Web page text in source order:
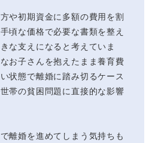
や初期資金に多額の費用を割
頃な価格で必要な書類を整え
な支えになると考えていま
お子さんを抱えたまま養育費
状態で離婚に踏み切るケース
帯の貧困問題に直接的な影響
離婚を進めてしまう気持ちも